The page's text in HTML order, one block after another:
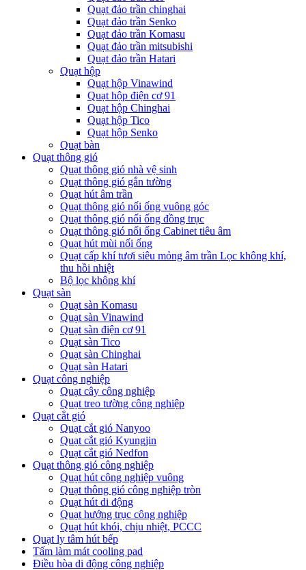
Quạt đảo trần chinghai
Quạt đảo trần Senko
Quạt đảo trần Komasu
Quạt đảo trần mitsubishi
Quạt đảo trần Hatari
Quạt hộp
Quạt hộp Vinawind
Quạt hộp điện cơ 91
Quạt hộp Chinghai
Quạt hộp Tico
Quạt hộp Senko
Quạt bàn
Quạt thông gió
Quạt thông gió nhà vệ sinh
Quạt thông gió gắn tường
Quạt hút âm trần
Quạt thông gió nối ống vuông góc
Quạt thông gió nối ống đồng trục
Quạt thông gió nối ống Cabinet tiêu âm
Quạt hút mùi nối ống
Quạt cấp khí tươi siêu mỏng âm trần Lọc không khí,
thu hồi nhiệt
Bộ lọc không khí
Quạt sàn
Quạt sàn Komasu
Quạt sàn Vinawind
Quạt sàn điện cơ 91
Quạt sàn Tico
Quạt sàn Chinghai
Quạt sàn Hatari
Quạt công nghiệp
Quạt cây công nghiệp
Quạt treo tường công nghiệp
Quạt cắt gió
Quạt cắt gió Nanyoo
Quạt cắt gió Kyungjin
Quạt cắt gió Nedfon
Quạt thông gió công nghiệp
Quạt hút công nghiệp vuông
Quạt thông gió công nghiệp tròn
Quạt hút di động
Quạt hướng trục công nghiệp
Quạt hút khói, chịu nhiệt, PCCC
Quạt ly tâm hút bếp
Tấm làm mát cooling pad
Điều hòa di động công nghiệp